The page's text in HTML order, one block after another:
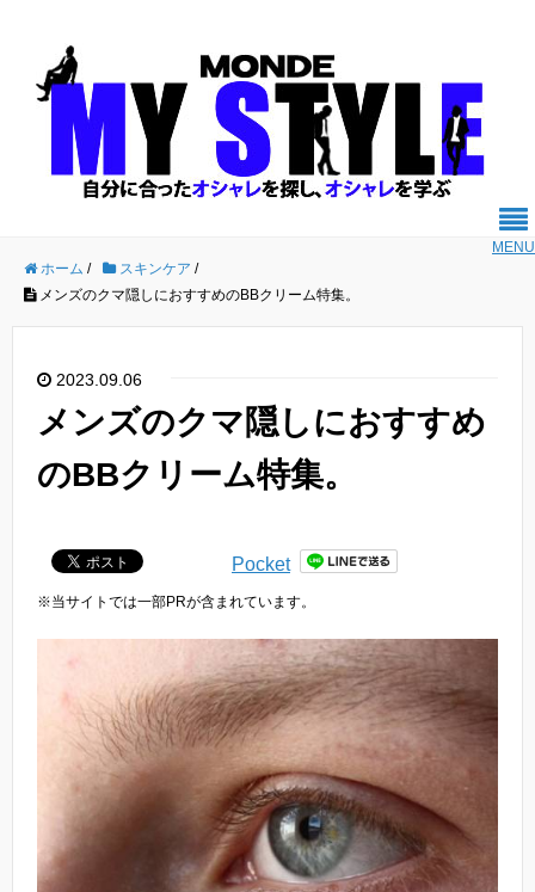
MENU
ホーム / スキンケア /
メンズのクマ隠しにおすすめのBBクリーム特集。
2023.09.06
メンズのクマ隠しにおすすめ
のBBクリーム特集。
Pocket
※当サイトでは一部PRが含まれています。